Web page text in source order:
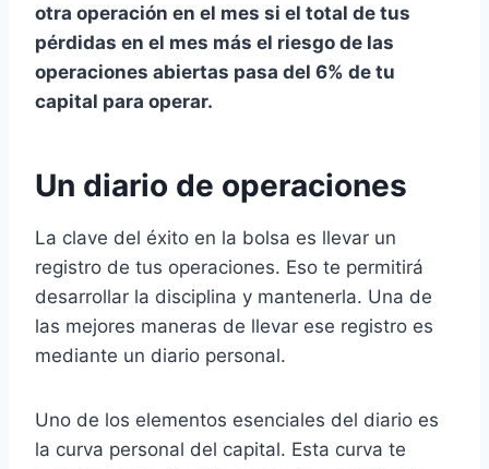
otra operación en el mes si el total de tus
pérdidas en el mes más el riesgo de las
operaciones abiertas pasa del 6% de tu
capital para operar.
Un diario de operaciones
La clave del éxito en la bolsa es llevar un
registro de tus operaciones. Eso te permitirá
desarrollar la disciplina y mantenerla. Una de
las mejores maneras de llevar ese registro es
mediante un diario personal.
Uno de los elementos esenciales del diario es
la curva personal del capital. Esta curva te